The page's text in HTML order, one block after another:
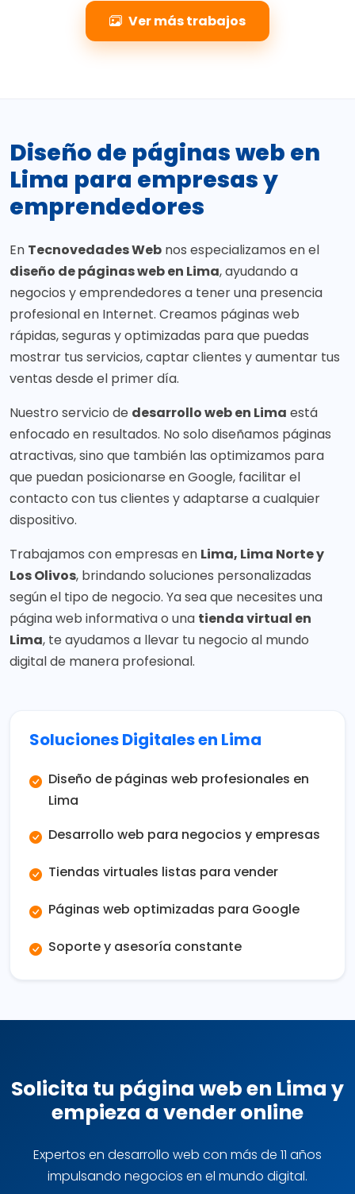
Ver más trabajos
Diseño de páginas web en
Lima para empresas y
emprendedores
En Tecnovedades Web nos especializamos en el
diseño de páginas web en Lima, ayudando a
negocios y emprendedores a tener una presencia
profesional en Internet. Creamos páginas web
rápidas, seguras y optimizadas para que puedas
mostrar tus servicios, captar clientes y aumentar tus
ventas desde el primer día.
Nuestro servicio de desarrollo web en Lima está
enfocado en resultados. No solo diseñamos páginas
atractivas, sino que también las optimizamos para
que puedan posicionarse en Google, facilitar el
contacto con tus clientes y adaptarse a cualquier
dispositivo.
Trabajamos con empresas en Lima, Lima Norte y
Los Olivos, brindando soluciones personalizadas
según el tipo de negocio. Ya sea que necesites una
página web informativa o una tienda virtual en
Lima, te ayudamos a llevar tu negocio al mundo
digital de manera profesional.
Soluciones Digitales en Lima
Diseño de páginas web profesionales en
Lima
Desarrollo web para negocios y empresas
Tiendas virtuales listas para vender
Páginas web optimizadas para Google
Soporte y asesoría constante
Solicita tu página web en Lima y
empieza a vender online
Expertos en desarrollo web con más de 11 años
impulsando negocios en el mundo digital.